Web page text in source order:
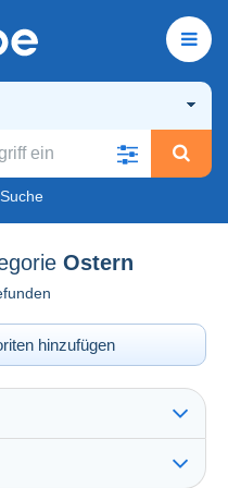
Ostern
hinzufügen